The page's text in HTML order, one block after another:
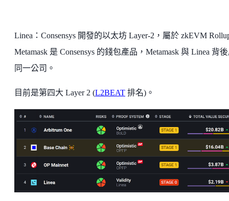
Linea：Consensys 開發的以太坊 Layer-2，屬於 zkEVM
Metamask 是 Consensys 的錢包產品，Metamask 與 Linea 背
同一公司。
目前是第四大 Layer 2 (L2BEAT 排名)。